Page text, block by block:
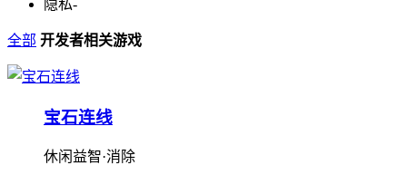
隐私-
全部 开发者相关游戏
宝石连线
休闲益智·消除